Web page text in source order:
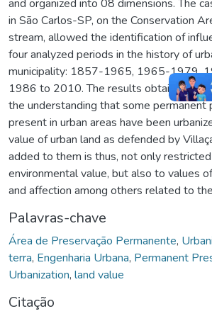
and organized into 08 dimensions. The
in São Carlos-SP, on the Conservation
stream, allowed the identification of
four analyzed periods in the history of
municipality: 1857-1965, 1965-1979,
1986 to 2010. The results obtained in
the understanding that some permanent
present in urban areas have been
value of urban land as defended by
added to them is thus, not only
environmental value, but also to values
and affection among others related to
Palavras-chave
Área de Preservação Permanente,
terra, Engenharia Urbana, Permanent
Urbanization, land value
Citação